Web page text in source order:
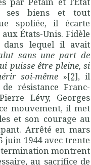
ses biens et tout
spoliée, il écarte
États-Unis. Fidèle
dans lequel il avait
sans une part de
puisse être pleine, si
soi-même »[2], il
résistance Franc-
Lévy, Georges
mouvement, il met
et son courage au
Arrêté en mars
juin 1944 avec trente
montrent
au sacrifice de